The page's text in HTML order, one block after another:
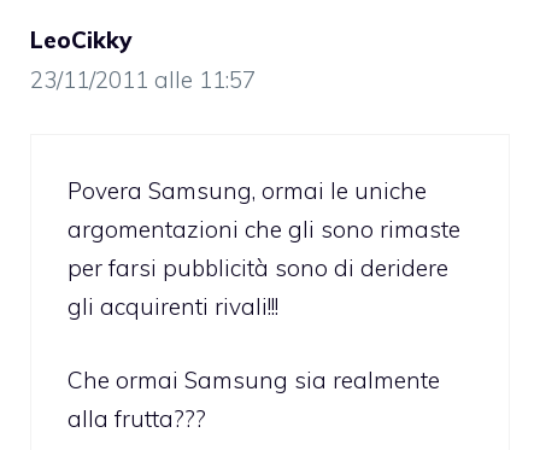
LeoCikky
23/11/2011 alle 11:57
Povera Samsung, ormai le uniche
argomentazioni che gli sono rimaste
per farsi pubblicità sono di deridere
gli acquirenti rivali!!!
Che ormai Samsung sia realmente
alla frutta???